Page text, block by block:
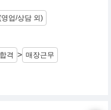
업/상담 외)
격 > 매장근무